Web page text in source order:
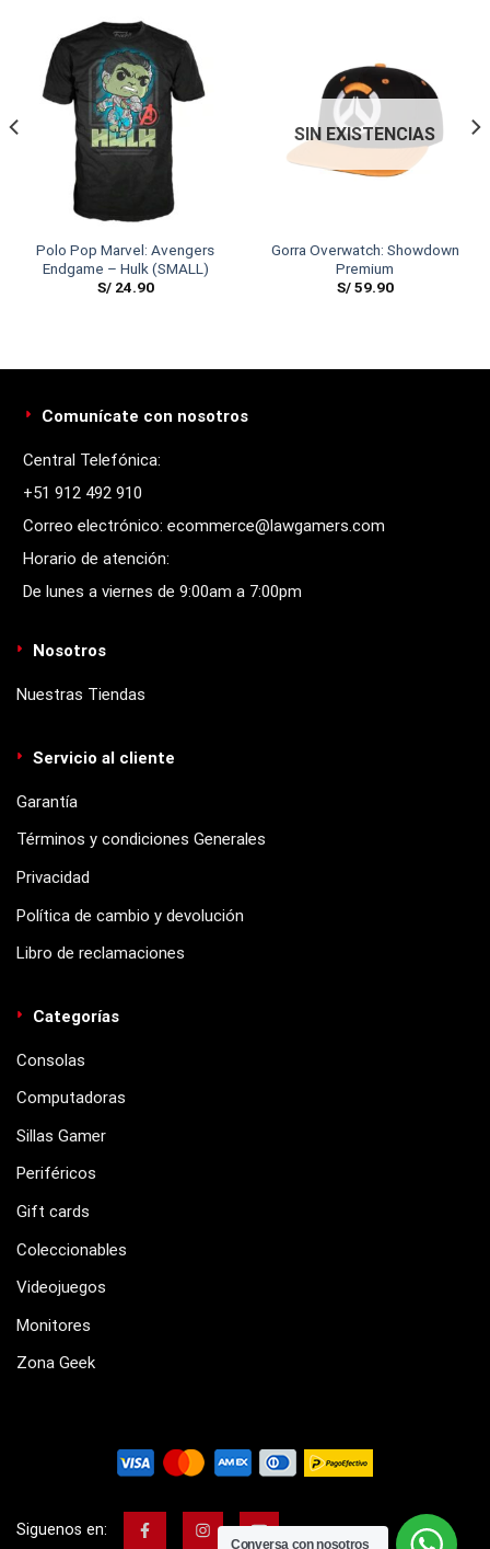
Polo Pop Marvel: Avengers
Endgame – Hulk (SMALL)
S/24.90
SIN EXISTENCIAS
Gorra Overwatch: Showdown
Premium
S/59.90
Comunícate con nosotros
Central Telefónica:
+51 912 492 910
Correo electrónico: ecommerce@lawgamers.com
Horario de atención:
De lunes a viernes de 9:00am a 7:00pm
Nosotros
Nuestras Tiendas
Servicio al cliente
Garantía
Términos y condiciones Generales
Privacidad
Política de cambio y devolución
Libro de reclamaciones
Categorías
Consolas
Computadoras
Sillas Gamer
Periféricos
Gift cards
Coleccionables
Videojuegos
Monitores
Zona Geek
Siguenos en:
Conversa con nosotros